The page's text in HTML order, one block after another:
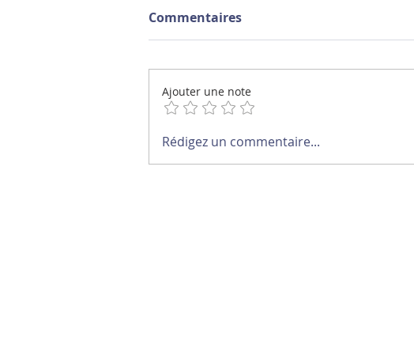
Commentaires
Ajouter une note
Rédigez un commentaire...